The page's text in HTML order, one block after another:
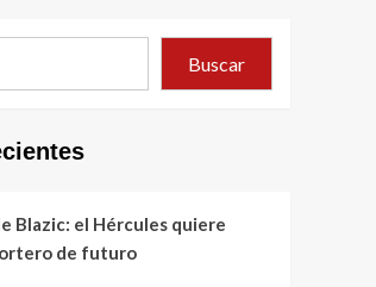
Buscar
Blazic: el Hércules quiere
de futuro